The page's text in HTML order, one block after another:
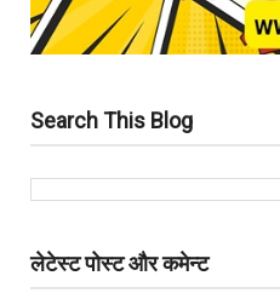
Search This Blog
लेटेस्ट पोस्ट और कमेन्ट